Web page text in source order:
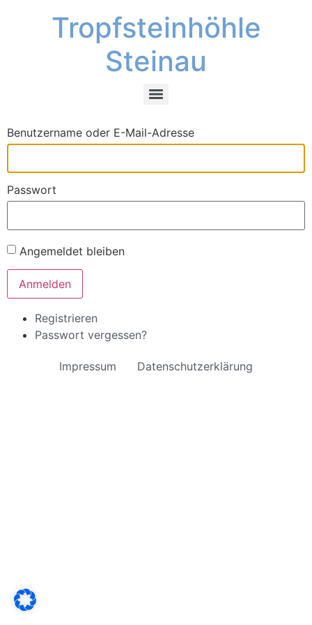
Tropfsteinhöhle
Steinau
Benutzername oder E-Mail-Adresse
Passwort
Angemeldet bleiben
Anmelden
Registrieren
Passwort vergessen?
Impressum Datenschutzerklärung